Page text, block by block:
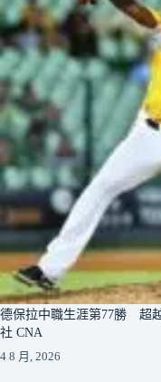
德保拉中職生涯第77勝 超
社 CNA
4 8 月, 2026